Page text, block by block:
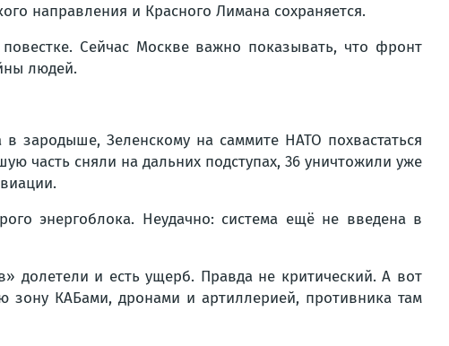
направления и Красного Лимана сохраняется.
Сейчас Москве важно показывать, что фронт
людей.
зародыше, Зеленскому на саммите НАТО похвастаться
часть сняли на дальних подступах, 36 уничтожили уже
энергоблока. Неудачно: система ещё не введена в
долетели и есть ущерб. Правда не критический. А вот
зону КАБами, дронами и артиллерией, противника там